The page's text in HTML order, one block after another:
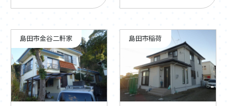
島田市金谷二軒家 島田市稲荷